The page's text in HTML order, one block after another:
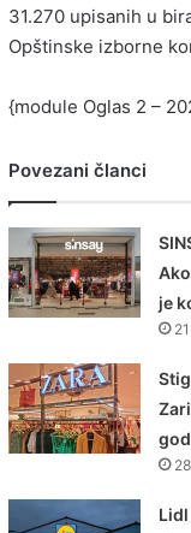
31.270 upisanih u
Opštinske izborne
{module Oglas 2 –
Povezani članci
je